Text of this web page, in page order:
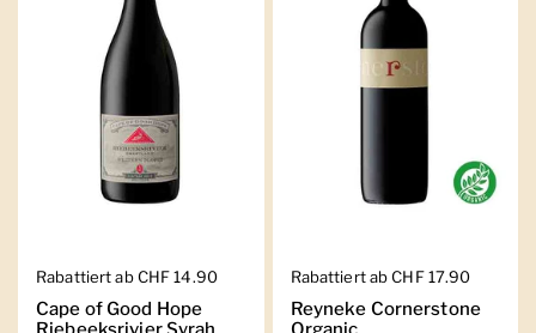
Regulärer Preis
Rabattiert ab CHF 14.90
Cape of Good Hope
Regulärer Preis
Rabattiert ab CHF 17.90
Reyneke Cornerstone